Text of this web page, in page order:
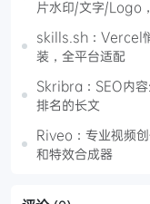
片水印/文字/Logo
skills.sh：Vercel
装，全平台适配
Skribra：SEO内
排名的长文
Riveo：专业视频
和特效合成器